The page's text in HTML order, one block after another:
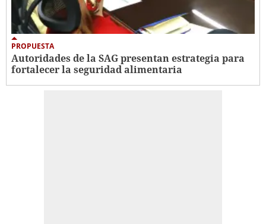
PROPUESTA
Autoridades de la SAG presentan estrategia para
fortalecer la seguridad alimentaria